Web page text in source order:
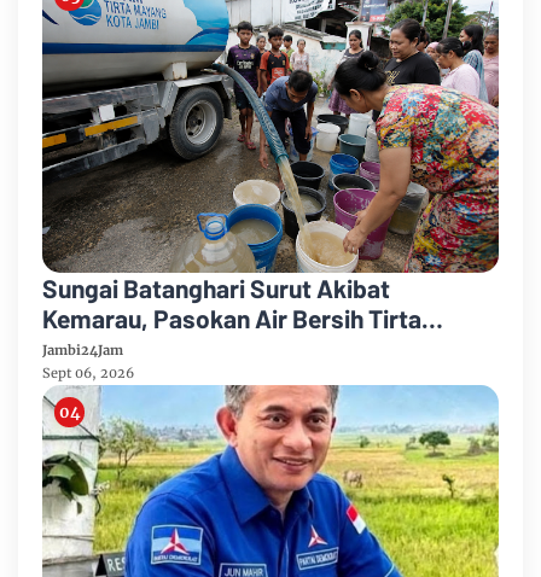
Sungai Batanghari Surut Akibat
Kemarau, Pasokan Air Bersih Tirta
Mayang Jambi Keruh
Jambi24Jam
Sept 06, 2026